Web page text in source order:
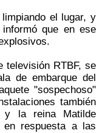
el lugar, y
que en ese
televisión RTBF, se
de embarque del
"sospechoso"
también
y la reina Matilde
en respuesta a las